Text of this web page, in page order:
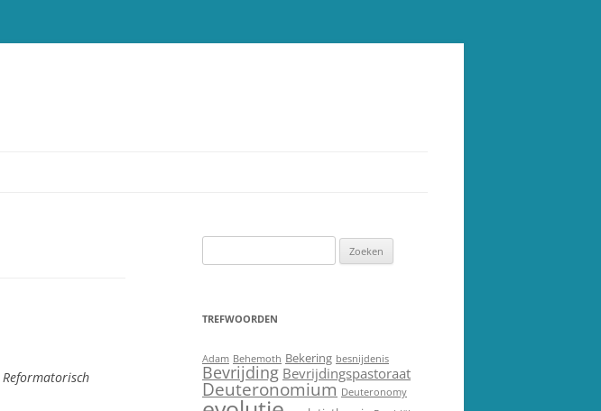
Reformatorisch
naar:
TREFWOORDEN
Adam Behemoth Bekering besnijdenis
Bevrijding Bevrijdingspastoraat
Deuteronomium Deuteronomy